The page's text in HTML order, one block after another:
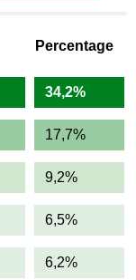
Percentage
34,2%
17,7%
9,2%
6,5%
6,2%